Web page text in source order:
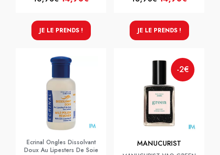
JE LE PRENDS ! JE LE PRENDS !
Ecrinal Ongles Dissolvant
Doux Au Lipesters De Soie
-2€
MANUCURIST